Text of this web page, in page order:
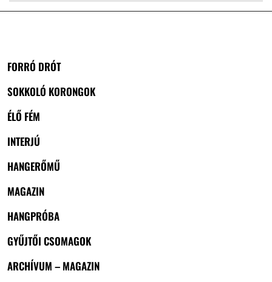
FORRÓ DRÓT
SOKKOLÓ KORONGOK
ÉLŐ FÉM
INTERJÚ
HANGERŐMŰ
MAGAZIN
HANGPRÓBA
GYŰJTŐI CSOMAGOK
ARCHÍVUM – MAGAZIN